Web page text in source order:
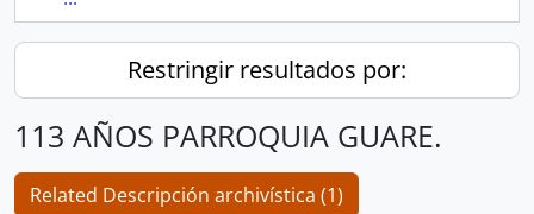
Restringir resultados por:
113 AÑOS PARROQUIA GUARE.
Related Descripción archivística (1)